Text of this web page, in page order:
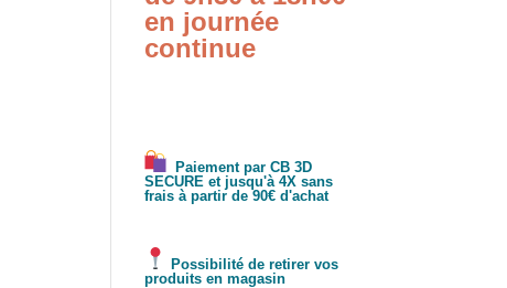
en journée
continue
Paiement par CB 3D
SECURE et jusqu'à 4X sans
frais à partir de 90€ d'achat
Possibilité de retirer vos
produits en magasin